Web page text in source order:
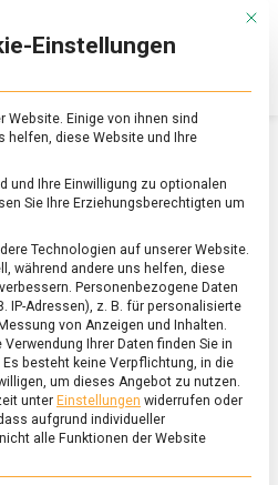
Online-
Magazin
zu
&
Ernährung
Mit
Einstellungen
Einige von ihnen sind
helfen, diese Website und Ihre
und Ihre Einwilligung zu optionalen
Sie Ihre Erziehungsberechtigten um
Technologien auf unserer Website.
während andere uns helfen, diese
Personenbezogene Daten
IP-Adressen), z. B. für personalisierte
von Anzeigen und Inhalten.
Ihrer Daten finden Sie in
Es besteht keine Verpflichtung, in die
um dieses Angebot zu nutzen.
unter Einstellungen widerrufen oder
aufgrund individueller
alle Funktionen der Website